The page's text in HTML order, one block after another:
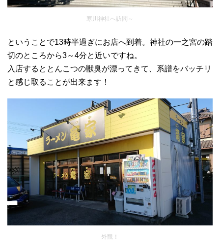
寒川神社へ訪問～
ということで13時半過ぎにお店へ到着。神社の一之宮の踏
切のところから3～4分と近いですね。
入店するととんこつの獣臭が漂ってきて、系譜をバッチリ
と感じ取ることが出来ます！
外観！